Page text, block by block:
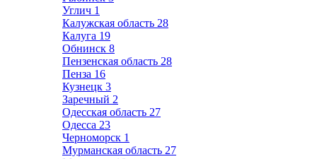
Углич 1
Калужская область 28
Калуга 19
Обнинск 8
Пензенская область 28
Пенза 16
Кузнецк 3
Заречный 2
Одесская область 27
Одесса 23
Черноморск 1
Мурманская область 27